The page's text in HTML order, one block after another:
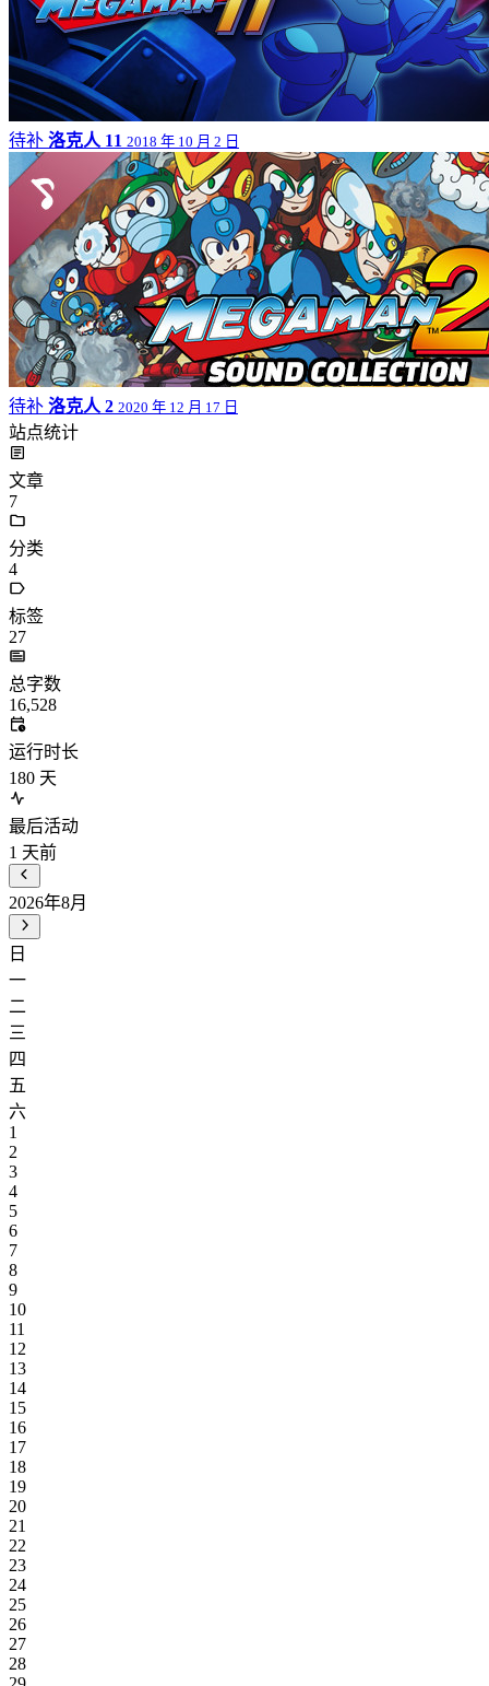
待补 洛克人 11 2018 年 10 月 2 日
待补 洛克人 2 2020 年 12 月 17 日
站点统计
文章
7
分类
4
标签
27
总字数
16,528
运行时长
180 天
最后活动
1 天前
2026年8月
日
一
二
三
四
五
六
1
2
3
4
5
6
7
8
9
10
11
12
13
14
15
16
17
18
19
20
21
22
23
24
25
26
27
28